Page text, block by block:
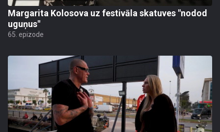
Margarita Kolosova uz festivāla skatuves "nodod
uguņus"
65. epizode